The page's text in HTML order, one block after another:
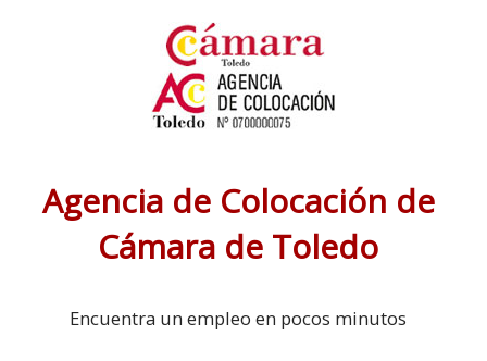
Agencia de Colocación de
Cámara de Toledo
Encuentra un empleo en pocos minutos